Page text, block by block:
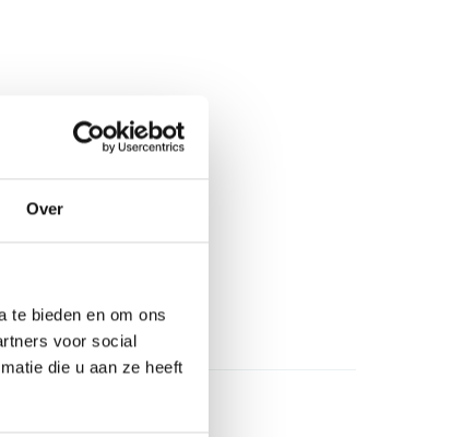
Over
te bieden en om ons
voor social
die u aan ze heeft
€ 56,21